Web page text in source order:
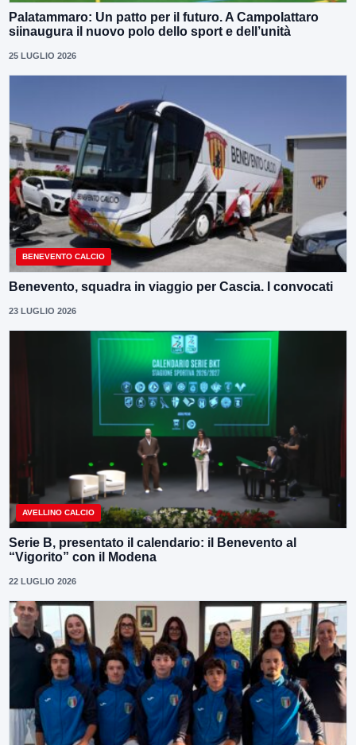
Palatammaro: Un patto per il futuro. A Campolattaro
siinaugura il nuovo polo dello sport e dell’unità
25 LUGLIO 2026
BENEVENTO CALCIO
Benevento, squadra in viaggio per Cascia. I convocati
23 LUGLIO 2026
AVELLINO CALCIO
Serie B, presentato il calendario: il Benevento al
“Vigorito” con il Modena
22 LUGLIO 2026